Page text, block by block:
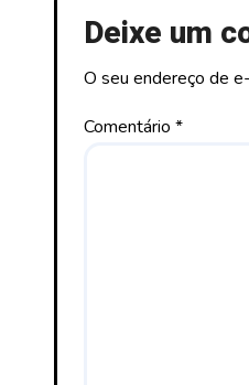
Deixe um
O seu endereço de
Comentário *